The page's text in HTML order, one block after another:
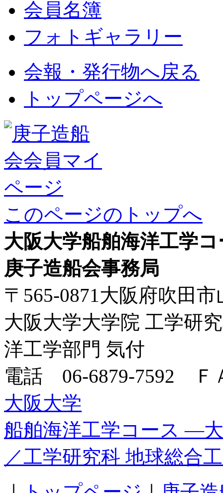
会員名簿
フォトギャラリー
会報・発行物へ戻る
トップページへ
このページのトップへ
大阪大学船舶海洋工学
庚子造船会事務局
〒565-0871大阪府吹田市
大阪大学大学院 工学研
洋工学部門 気付
電話 06-6879-7592 Ｆ
大阪大学
船舶海洋工学コース ―
／工学研究科 地球総合